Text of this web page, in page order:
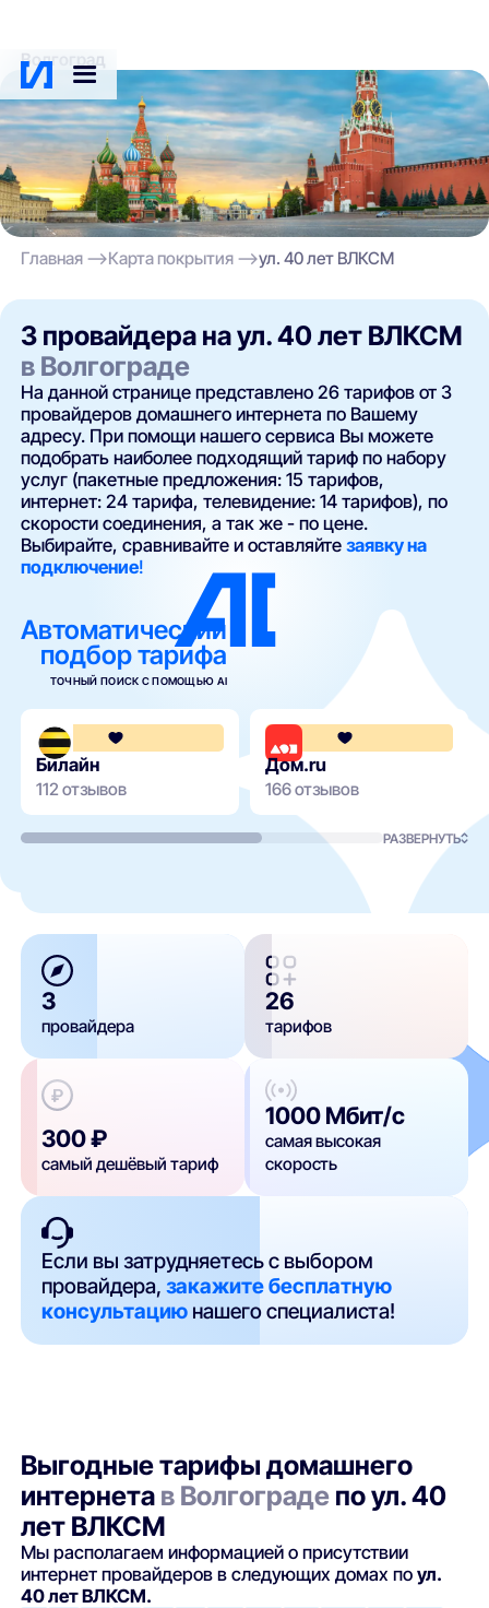
Волгоград
Главная Карта покрытия ул. 40 лет ВЛКСМ
3 провайдера на ул. 40 лет ВЛКСМ
в Волгограде
На данной странице представлено 26 тарифов от 3
провайдеров домашнего интернета по Вашему
адресу. При помощи нашего сервиса Вы можете
подобрать наиболее подходящий тариф по набору
услуг (пакетные предложения: 15 тарифов,
интернет: 24 тарифа, телевидение: 14 тарифов), по
скорости соединения, а так же - по цене.
Выбирайте, сравнивайте и оставляйтезаявку на
подключение!
Автоматический
подбор тарифа
ТОЧНЫЙ ПОИСК С ПОМОЩЬЮ AI
3.6
Билайн
112 отзывов
Дом.ru
166 отзывов
РАЗВЕРНУТЬ
3
провайдера
26
тарифов
300 ₽
самый дешёвый тариф
1000 Мбит/с
самая высокая
скорость
Если вы затрудняетесь с выбором
провайдера,закажите бесплатную
консультацию нашего специалиста!
Выгодные тарифы домашнего
интернета в Волгограде по ул. 40
лет ВЛКСМ
Мы располагаем информацией о присутствии
интернет провайдеров в следующих домах поул.
40 лет ВЛКСМ.